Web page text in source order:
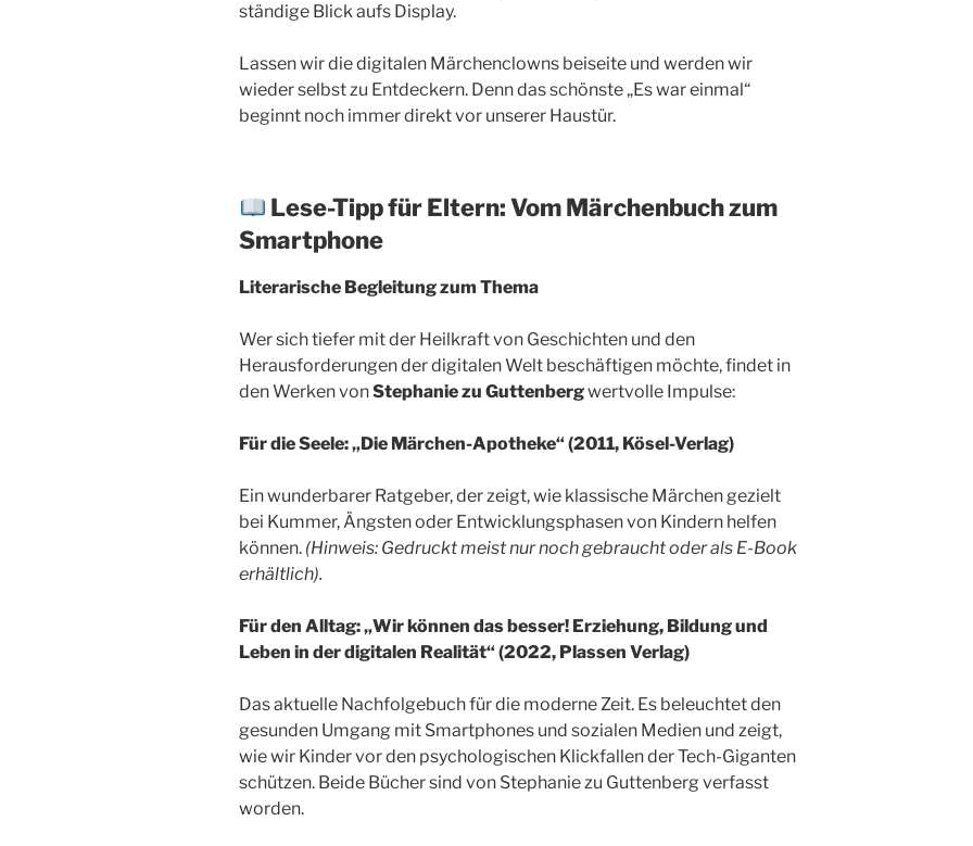
ständige Blick aufs Display.
Lassen wir die digitalen Märchenclowns beiseite und werden wir
wieder selbst zu Entdeckern. Denn das schönste „Es war einmal“
beginnt noch immer direkt vor unserer Haustür.
Lese-Tipp für Eltern: Vom Märchenbuch zum
Smartphone
Literarische Begleitung zum Thema
Wer sich tiefer mit der Heilkraft von Geschichten und den
Herausforderungen der digitalen Welt beschäftigen möchte, findet in
den Werken vonStephanie zu Guttenbergwertvolle Impulse:
Für die Seele: „Die Märchen-Apotheke“ (2011, Kösel-Verlag)
Ein wunderbarer Ratgeber, der zeigt, wie klassische Märchen gezielt
bei Kummer, Ängsten oder Entwicklungsphasen von Kindern helfen
können. (Hinweis: Gedruckt meist nur noch gebraucht oder als E-Book
erhältlich).
Für den Alltag: „Wir können das besser! Erziehung, Bildung und
Leben in der digitalen Realität“ (2022, Plassen Verlag)
Das aktuelle Nachfolgebuch für die moderne Zeit. Es beleuchtet den
gesunden Umgang mit Smartphones und sozialen Medien und zeigt,
wie wir Kinder vor den psychologischen Klickfallen der Tech-Giganten
schützen. Beide Bücher sind von Stephanie zu Guttenberg verfasst
worden.